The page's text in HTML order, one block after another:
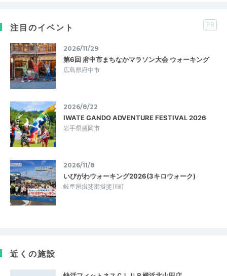
注目のイベント PR
2026/11/29
第6回 府中市まちなかマラソン大会 ウォーキング
広島県府中市
2026/8/22
IWATE GANDO ADVENTURE FESTIVAL 2026
岩手県盛岡市
2026/11/8
いびがわウォーキング2026(3キロウォーク)
岐阜県揖斐郡揖斐川町
近くの施設